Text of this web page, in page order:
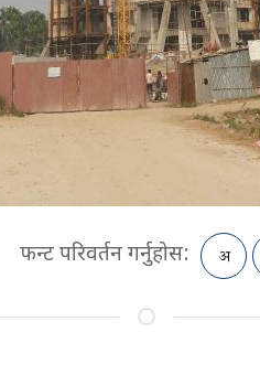
फन्ट परिवर्तन गर्नुहोस: